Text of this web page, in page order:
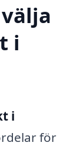
i
i
för